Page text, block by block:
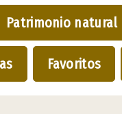
Patrimonio natural
Favoritos